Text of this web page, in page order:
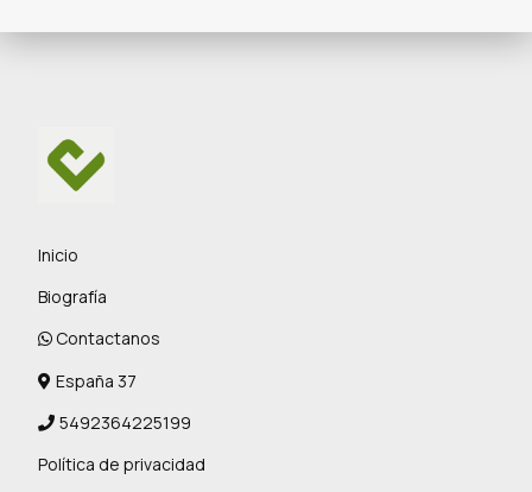
Inicio
Biografía
Contactanos
España 37
5492364225199
Política de privacidad